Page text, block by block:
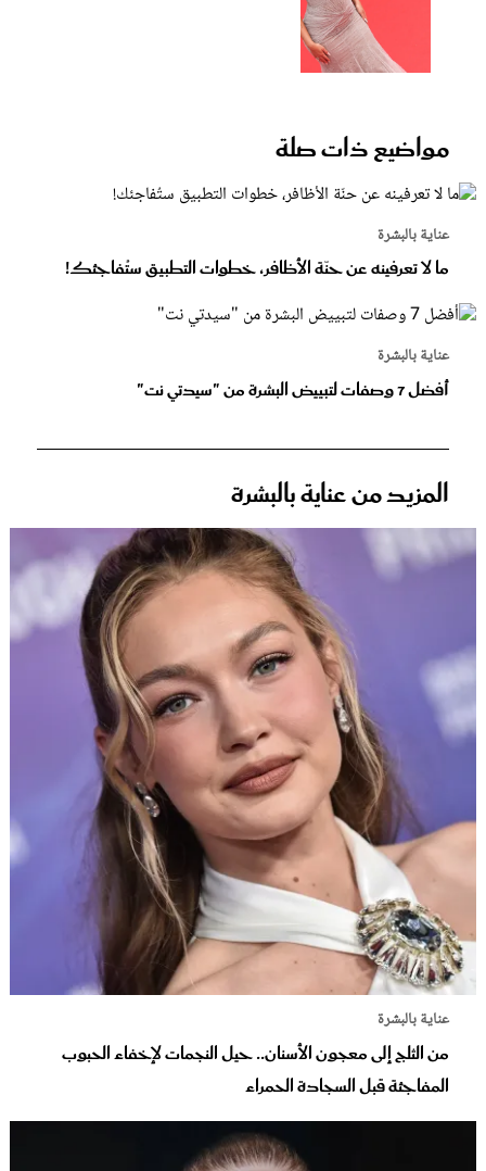
مواضيع ذات صلة
عناية بالبشرة
ما لا تعرفينه عن حنّة الأظافر، خطوات التطبيق ستُفاجئك!
عناية بالبشرة
أفضل 7 وصفات لتبييض البشرة من "سيدتي نت"
المزيد من عناية بالبشرة
عناية بالبشرة
من الثلج إلى معجون الأسنان.. حيل النجمات لإخفاء الحبوب
المفاجئة قبل السجادة الحمراء